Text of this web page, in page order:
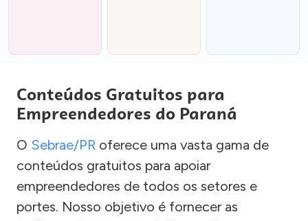
Conteúdos Gratuitos para
Empreendedores do Paraná
O Sebrae/PR oferece uma vasta gama de
conteúdos gratuitos para apoiar
empreendedores de todos os setores e
portes. Nosso objetivo é fornecer as